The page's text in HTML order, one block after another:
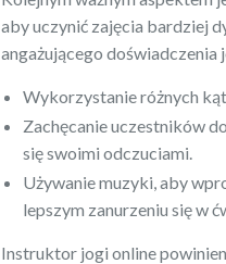
aby uczynić zajęcia bardziej
angażującego doświadczenia
Wykorzystanie różnych
Zachęcanie uczestników
się swoimi odczuciami.
Używanie muzyki, aby
lepszym zanurzeniu się w
Instruktor jogi online